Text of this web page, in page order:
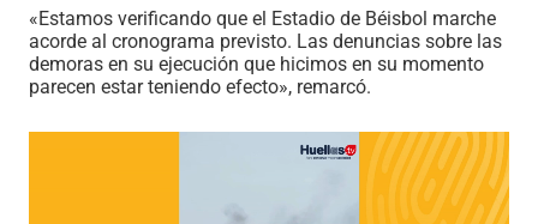
«Estamos verificando que el Estadio de Béisbol marche
acorde al cronograma previsto. Las denuncias sobre las
demoras en su ejecución que hicimos en su momento
parecen estar teniendo efecto», remarcó.